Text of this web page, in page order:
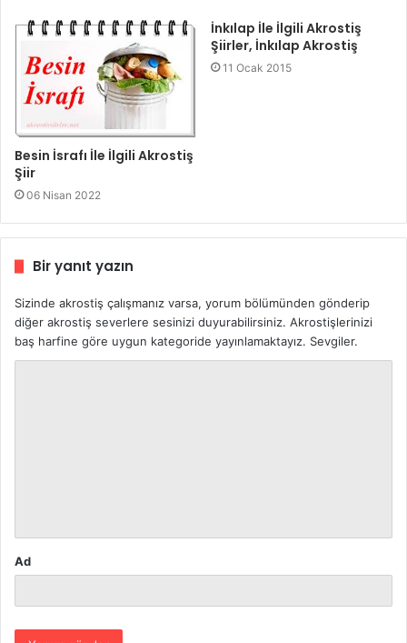
Besin İsrafı İle İlgili Akrostiş
Şiir
06 Nisan 2022
İnkılap İle İlgili Akrostiş
Şiirler, İnkılap Akrostiş
11 Ocak 2015
Bir yanıt yazın
Sizinde akrostiş çalışmanız varsa, yorum bölümünden gönderip
diğer akrostiş severlere sesinizi duyurabilirsiniz. Akrostişlerinizi
baş harfine göre uygun kategoride yayınlamaktayız. Sevgiler.
Ad